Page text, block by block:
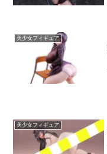
美少女フィギュア
美少女フィギュア